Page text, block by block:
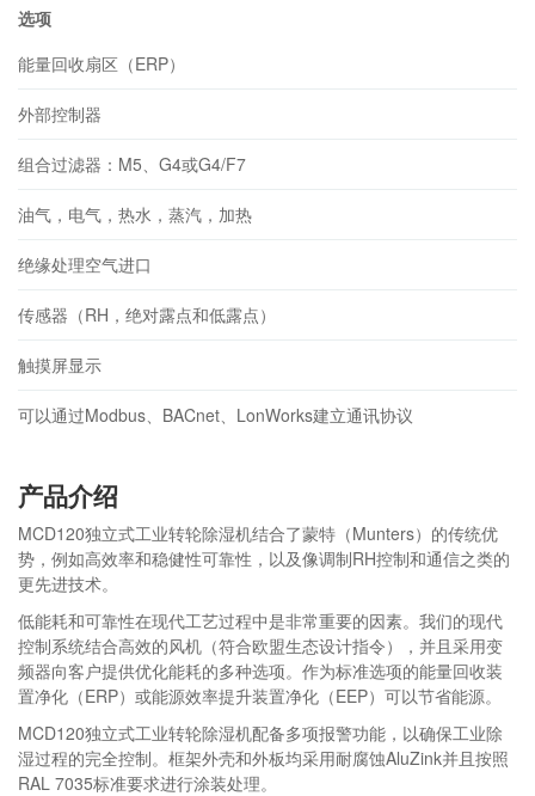
选项
能量回收扇区（ERP）
外部控制器
组合过滤器：M5、G4或G4/F7
油气，电气，热水，蒸汽，加热
绝缘处理空气进口
传感器（RH，绝对露点和低露点）
触摸屏显示
可以通过Modbus、BACnet、LonWorks建立通讯协议
产品介绍
MCD120独立式工业转轮除湿机结合了蒙特（Munters）的传统优
势，例如高效率和稳健性可靠性，以及像调制RH控制和通信之类的
更先进技术。
低能耗和可靠性在现代工艺过程中是非常重要的因素。我们的现代
控制系统结合高效的风机（符合欧盟生态设计指令），并且采用变
频器向客户提供优化能耗的多种选项。作为标准选项的能量回收装
置净化（ERP）或能源效率提升装置净化（EEP）可以节省能源。
MCD120独立式工业转轮除湿机配备多项报警功能，以确保工业除
湿过程的完全控制。框架外壳和外板均采用耐腐蚀AluZink并且按照
RAL 7035标准要求进行涂装处理。